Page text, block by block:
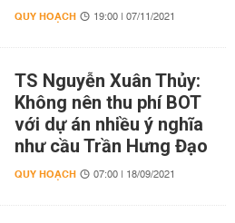
QUY HOẠCH 19:00 | 07/11/2021
TS Nguyễn Xuân Thủy:
Không nên thu phí BOT
với dự án nhiều ý nghĩa
như cầu Trần Hưng Đạo
QUY HOẠCH 07:00 | 18/09/2021